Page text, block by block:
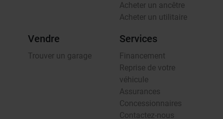
Acheter un ancêtre
Acheter un utilitaire
Vendre
Trouver un garage
Services
Financement
Reprise de votre
véhicule
Assurances
Concessionnaires
Contactez-nous